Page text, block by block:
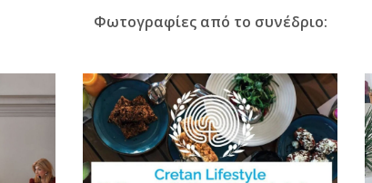
Φωτογραφίες από το συνέδριο: